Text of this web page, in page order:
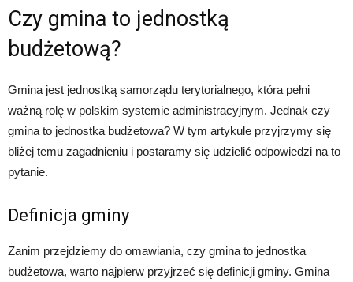
Czy gmina to jednostką
budżetową?
Gmina jest jednostką samorządu terytorialnego, która pełni
ważną rolę w polskim systemie administracyjnym. Jednak czy
gmina to jednostka budżetowa? W tym artykule przyjrzymy się
bliżej temu zagadnieniu i postaramy się udzielić odpowiedzi na to
pytanie.
Definicja gminy
Zanim przejdziemy do omawiania, czy gmina to jednostka
budżetowa, warto najpierw przyjrzeć się definicji gminy. Gmina